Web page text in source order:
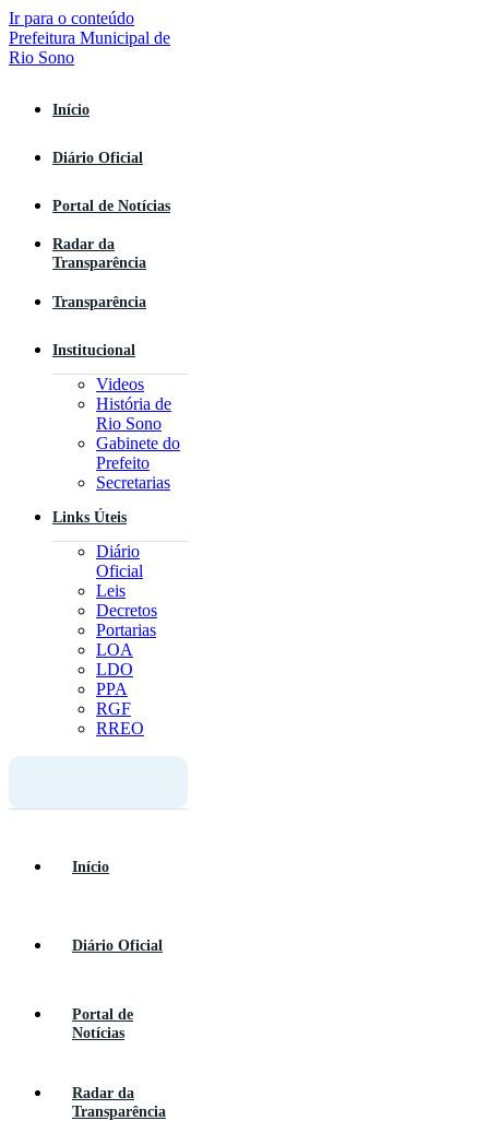
Ir para o conteúdo
Início
Diário Oficial
Portal de Notícias
Radar da
Transparência
Transparência
Institucional
Videos
História de
Rio Sono
Gabinete do
Prefeito
Secretarias
Links Úteis
Diário
Oficial
Leis
Decretos
Portarias
LOA
LDO
PPA
RGF
RREO
Início
Diário Oficial
Portal de
Notícias
Radar da
Transparência